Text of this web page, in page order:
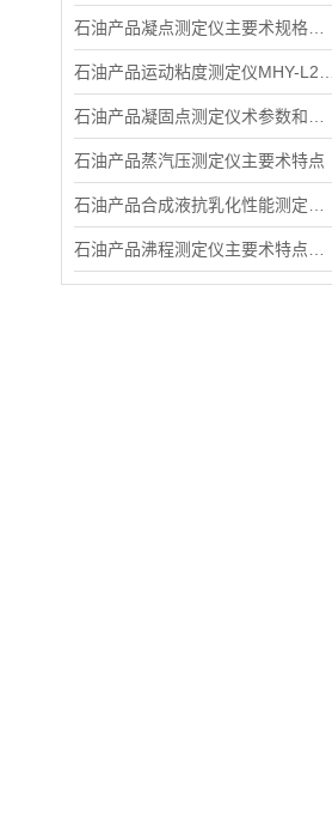
石油产品蒸汽压测定仪主要术特点